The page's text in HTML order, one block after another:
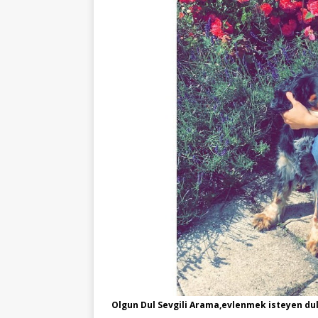
Olgun Dul Sevgili Arama,evlenmek isteyen